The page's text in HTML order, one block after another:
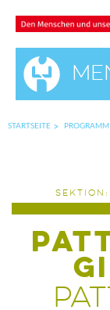
STARTSEITE PROGRAMM